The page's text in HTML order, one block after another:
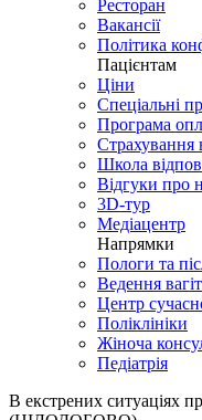
Ресторан
Вакансії
Політика
Пацієнтам
Ціни
Спеціальні
Програма
Страхування
Школа
Відгуки про
3D-тур
Медіацентр
Напрямки
Пологи та
Ведення
Центр
Поліклініки
Жіноча
Педіатрія
В екстрених ситуаціях